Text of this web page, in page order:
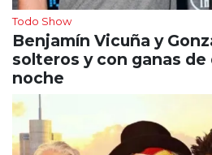
Todo Show
Benjamín Vicuña y
solteros y con ganas
noche